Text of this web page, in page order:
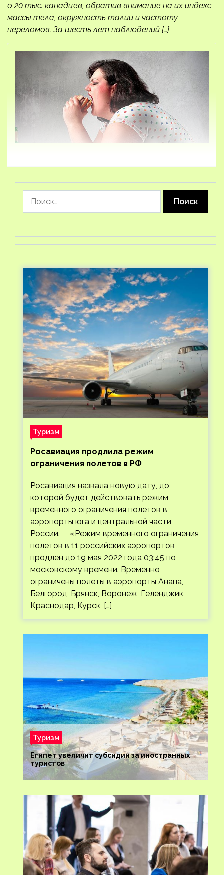
о 20 тыс. канадцев, обратив внимание на их индекс
массы тела, окружность талии и частоту
переломов. За шесть лет наблюдений […]
Туризм
Росавиация продлила режим
ограничения полетов в РФ
Росавиация назвала новую дату, до
которой будет действовать режим
временного ограничения полетов в
аэропорты юга и центральной части
России. «Режим временного ограничения
полетов в 11 российских аэропортов
продлен до 19 мая 2022 года 03:45 по
московскому времени. Временно
ограничены полеты в аэропорты Анапа,
Белгород, Брянск, Воронеж, Геленджик,
Краснодар, Курск, […]
Туризм
Египет увеличит субсидии за иностранных
туристов